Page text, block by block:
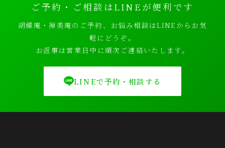
ご予約・ご相談はLINEが便利です
胡蝶庵・禅美庵のご予約、お悩み相談はLINEからお気
軽にどうぞ。
お返事は営業日中に順次ご連絡いたします。
LINEで予約・相談する